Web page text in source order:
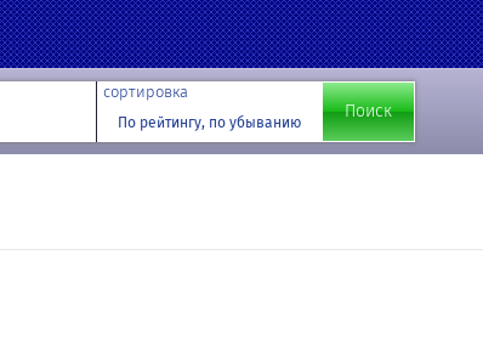
сортировка
По рейтингу, по убыванию